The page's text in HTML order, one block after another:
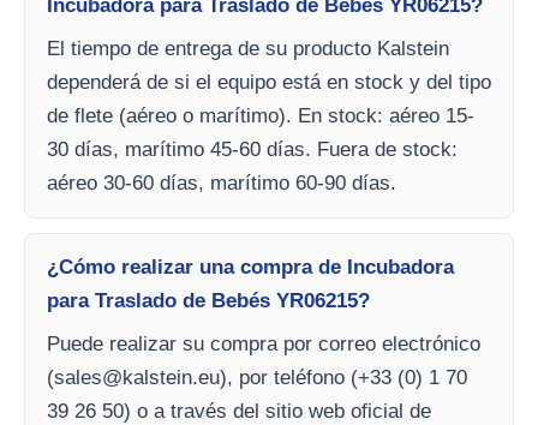
Incubadora para Traslado de Bebés YR06215?
El tiempo de entrega de su producto Kalstein
dependerá de si el equipo está en stock y del tipo
de flete (aéreo o marítimo). En stock: aéreo 15-
30 días, marítimo 45-60 días. Fuera de stock:
aéreo 30-60 días, marítimo 60-90 días.
¿Cómo realizar una compra de Incubadora
para Traslado de Bebés YR06215?
Puede realizar su compra por correo electrónico
(sales@kalstein.eu), por teléfono (+33 (0) 1 70
39 26 50) o a través del sitio web oficial de